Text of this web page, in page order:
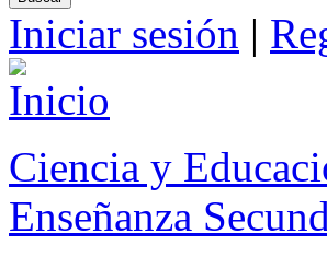
Iniciar sesión |
Ciencia y
Enseñanza